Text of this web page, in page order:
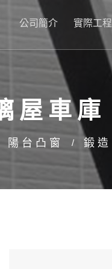
公司簡介 實際工程
屋車庫
陽台凸窗 鍛造